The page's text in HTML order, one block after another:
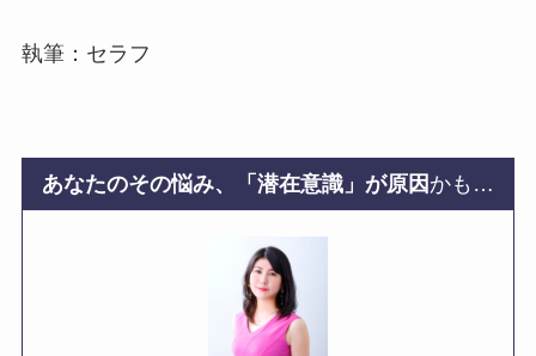
執筆：セラフ
あなたのその悩み、「潜在意識」が原因 かも…